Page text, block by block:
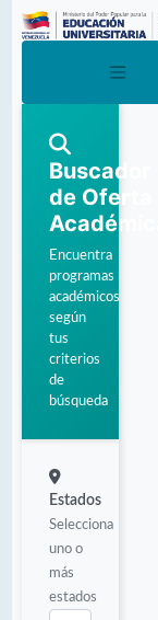
Buscador
de Oferta
Académica
Encuentra
programas
académicos
según
tus
criterios
de
búsqueda
Estados
Selecciona
uno o
más
estados